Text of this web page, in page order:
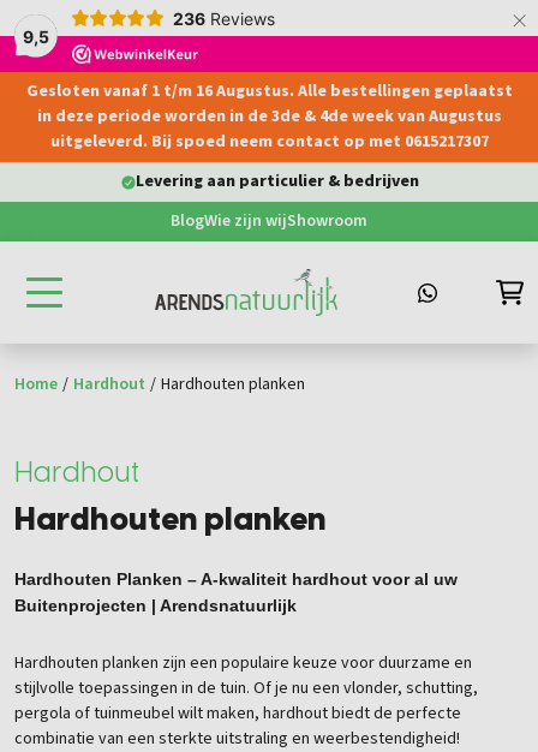
9,5
236 Reviews ×
Gesloten vanaf 1 t/m 16 Augustus. Alle bestellingen geplaatst
in deze periode worden in de 3de & 4de week van Augustus
uitgeleverd. Bij spoed neem contact op met 0615217307
3000 M2 showroom
BlogWie zijn wijShowroom
Home / Hardhout / Hardhouten planken
Hardhout
Hardhouten planken
Hardhouten Planken – A-kwaliteit hardhout voor al uw
Buitenprojecten | Arendsnatuurlijk
Hardhouten planken zijn een populaire keuze voor duurzame en
stijlvolle toepassingen in de tuin. Of je nu een vlonder, schutting,
pergola of tuinmeubel wilt maken, hardhout biedt de perfecte
combinatie van een sterkte uitstraling en weerbestendigheid!